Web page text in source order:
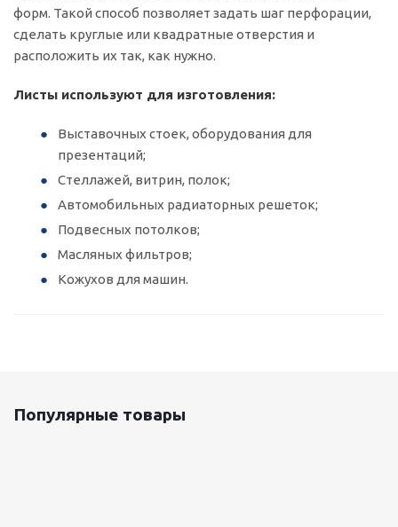
форм. Такой способ позволяет задать шаг перфорации,
сделать круглые или квадратные отверстия и
расположить их так, как нужно.
Листы используют для изготовления:
Выставочных стоек, оборудования для
презентаций;
Стеллажей, витрин, полок;
Автомобильных радиаторных решеток;
Подвесных потолков;
Масляных фильтров;
Кожухов для машин.
Популярные товары